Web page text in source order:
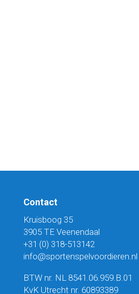
Contact
Kruisboog 35
3905 TE Veenendaal
+31 (0) 318-513142
info@sportenspelvoordieren.nl
BTW nr. NL 8541.06.959.B.01
KvK Utrecht nr. 60893389